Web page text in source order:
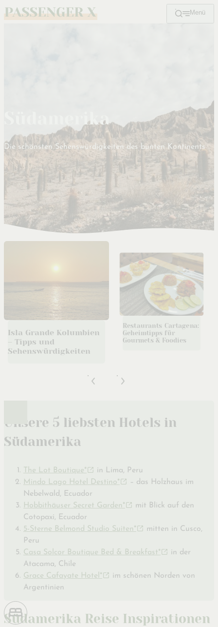
Zum
Menü
Südamerika
Die schönsten Sehenswürdigkeiten des bunten Kontinents
Isla Grande Kolumbien
– Tipps und
Sehenswürdigkeiten
Restaurants Cartagena:
Geheimtipps für
Gourmets & Foodies
Unsere 5 liebsten Hotels in
Südamerika
The Lot Boutique*
in Lima, Peru
Mindo Lago Hotel Destino*
– das Holzhaus im
Nebelwald, Ecuador
Hobbithäuser Secret Garden*
mit Blick auf den
Cotopaxi, Ecuador
5-Sterne Belmond Studio Suiten*
mitten in Cusco,
Peru
Casa Solcor Boutique Bed & Breakfast*
in der
Atacama, Chile
Grace Cafayate Hotel*
im schönen Norden von
Argentinien
Südamerika Reise Inspirationen